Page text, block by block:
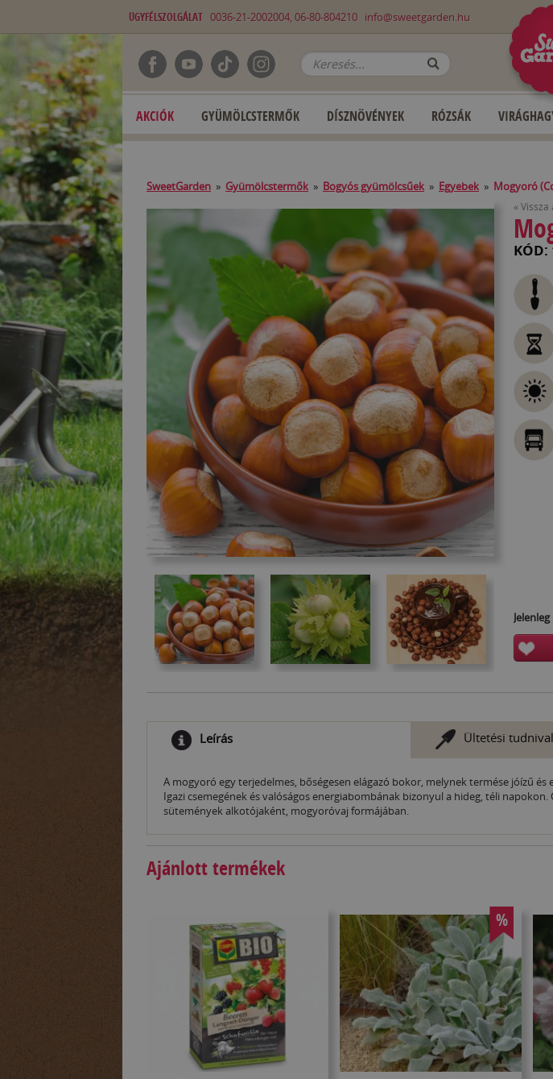
ÜGYFÉLSZOLGÁLAT 0036-21-2002004, 06-80-804210 info@sweetgarden.hu
AKCIÓK GYÜMÖLCSTERMŐK DÍSZNÖVÉNYEK RÓZSÁK
SweetGarden » Gyümölcstermők » Bogyós gyümölcsűek » Egyebek » Mogyoró
«
KÓD:
Leírás Ültetési
A mogyoró egy terjedelmes, bőségesen elágazó bokor, melynek termése jóízű
Igazi csemegének és valóságos energiabombának bizonyul a hideg, téli
sütemények alkotójaként, mogyoróvaj formájában.
Ajánlott termékek
%